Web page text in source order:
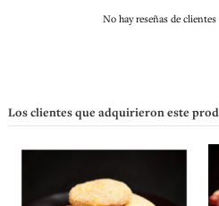
No hay reseñas de
Los clientes que adquirieron este